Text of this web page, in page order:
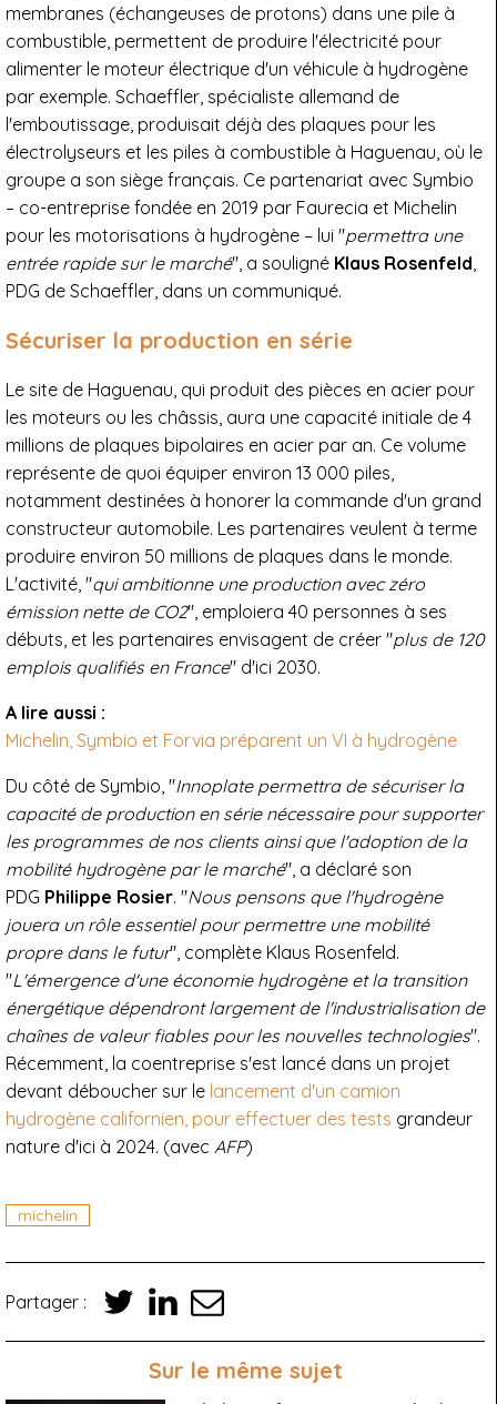
membranes (échangeuses de protons) dans une pile à
combustible, permettent de produire l'électricité pour
alimenter le moteur électrique d'un véhicule à hydrogène
par exemple. Schaeffler, spécialiste allemand de
l'emboutissage, produisait déjà des plaques pour les
électrolyseurs et les piles à combustible à Haguenau, où le
groupe a son siège français. Ce partenariat avec Symbio
– co-entreprise fondée en 2019 par Faurecia et Michelin
pour les motorisations à hydrogène – lui "permettra une
entrée rapide sur le marché", a souligné Klaus Rosenfeld,
PDG de Schaeffler, dans un communiqué.
Sécuriser la production en série
Le site de Haguenau, qui produit des pièces en acier pour
les moteurs ou les châssis, aura une capacité initiale de 4
millions de plaques bipolaires en acier par an. Ce volume
représente de quoi équiper environ 13 000 piles,
notamment destinées à honorer la commande d'un grand
constructeur automobile. Les partenaires veulent à terme
produire environ 50 millions de plaques dans le monde.
L'activité, "qui ambitionne une production avec zéro
émission nette de CO2", emploiera 40 personnes à ses
débuts, et les partenaires envisagent de créer "plus de 120
emplois qualifiés en France" d'ici 2030.
A lire aussi :
Michelin, Symbio et Forvia préparent un VI à hydrogène
Du côté de Symbio, "Innoplate permettra de sécuriser la
capacité de production en série nécessaire pour supporter
les programmes de nos clients ainsi que l'adoption de la
mobilité hydrogène par le marché", a déclaré son
PDG Philippe Rosier. "Nous pensons que l'hydrogène
jouera un rôle essentiel pour permettre une mobilité
propre dans le futur", complète Klaus Rosenfeld.
"L'émergence d'une économie hydrogène et la transition
énergétique dépendront largement de l'industrialisation de
chaînes de valeur fiables pour les nouvelles technologies".
Récemment, la coentreprise s'est lancé dans un projet
devant déboucher sur le lancement d'un camion
hydrogène californien, pour effectuer des tests grandeur
nature d'ici à 2024. (avec AFP)
michelin
Partager :
Sur le même sujet